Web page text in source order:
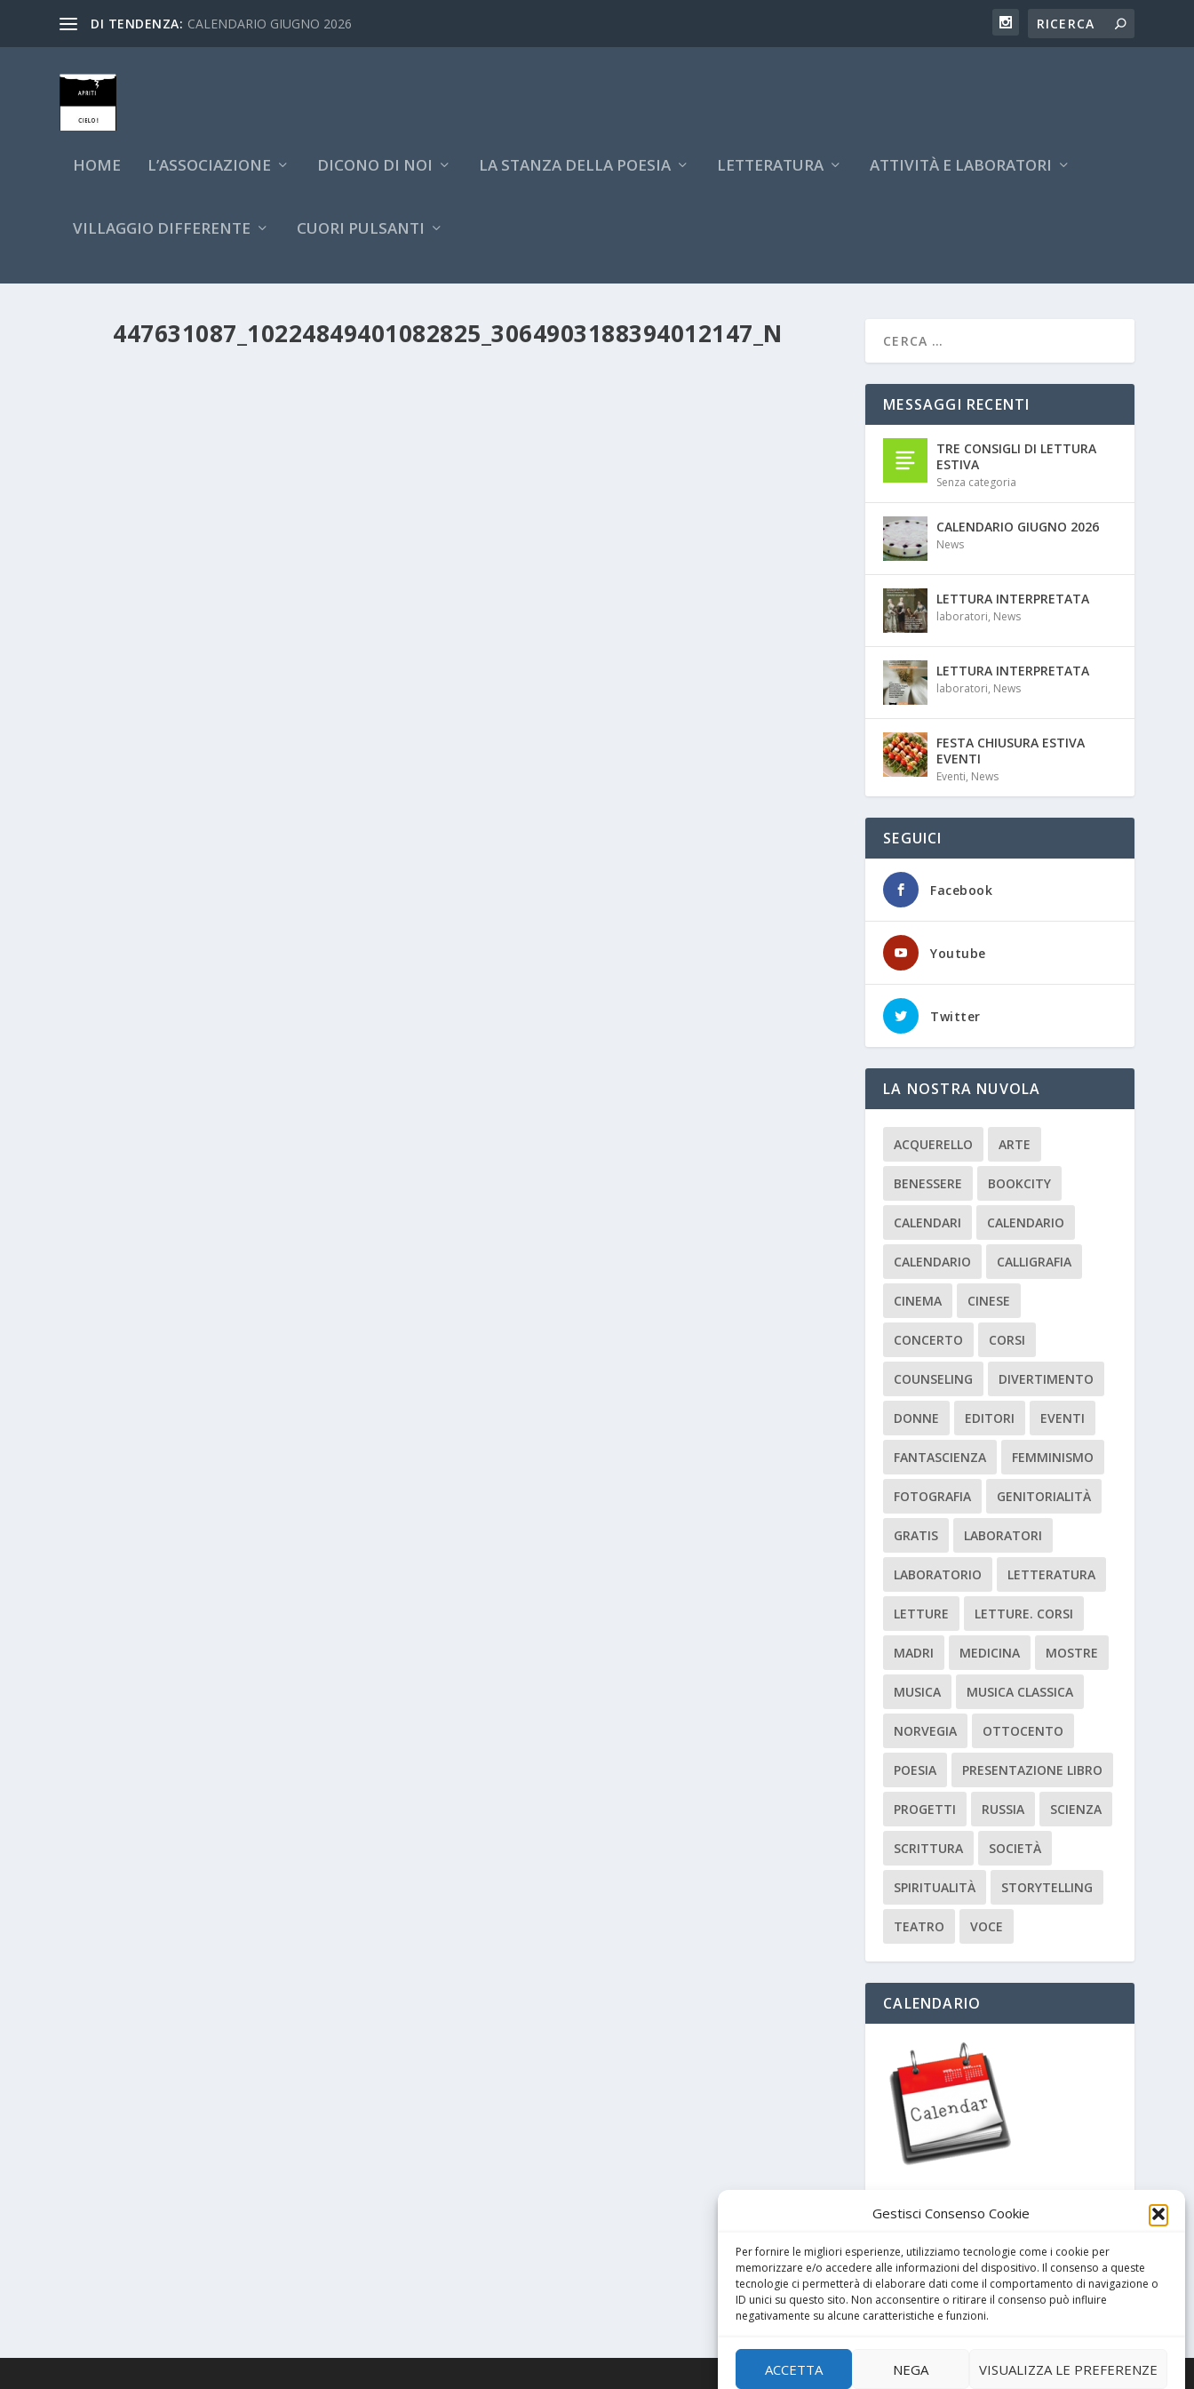
Gestisci Consenso Cookie
Per fornire le migliori esperienze, utilizziamo tecnologie come i cookie per
memorizzare e/o accedere alle informazioni del dispositivo. Il consenso a queste
tecnologie ci permetterà di elaborare dati come il comportamento di navigazione o
ID unici su questo sito. Non acconsentire o ritirare il consenso può influire
negativamente su alcune caratteristiche e funzioni.
ACCETTA NEGA VISUALIZZA LE PREFERENZE
DI TENDENZA: CALENDARIO GIUGNO 2026
HOME L’ASSOCIAZIONE DICONO DI NOI LA STANZA DELLA POESIA LETTERATURA ATTIVITÀ E LABORATORI
VILLAGGIO DIFFERENTE CUORI PULSANTI
447631087_10224849401082825_3064903188394012147_N
MESSAGGI RECENTI
TRE CONSIGLI DI LETTURA
ESTIVA
Senza categoria
CALENDARIO GIUGNO 2026
News
LETTURA INTERPRETATA
laboratori, News
LETTURA INTERPRETATA
laboratori, News
FESTA CHIUSURA ESTIVA
EVENTI
Eventi, News
SEGUICI
Facebook
Youtube
Twitter
LA NOSTRA NUVOLA
ACQUERELLO ARTE
BENESSERE BOOKCITY
CALENDARI CALENDARIO
CALENDARIO CALLIGRAFIA
CINEMA CINESE
CONCERTO CORSI
COUNSELING DIVERTIMENTO
DONNE EDITORI EVENTI
FANTASCIENZA FEMMINISMO
FOTOGRAFIA GENITORIALITÀ
GRATIS LABORATORI
LABORATORIO LETTERATURA
LETTURE LETTURE. CORSI
MADRI MEDICINA MOSTRE
MUSICA MUSICA CLASSICA
NORVEGIA OTTOCENTO
POESIA PRESENTAZIONE LIBRO
PROGETTI RUSSIA SCIENZA
SCRITTURA SOCIETÀ
SPIRITUALITÀ STORYTELLING
TEATRO VOCE
CALENDARIO